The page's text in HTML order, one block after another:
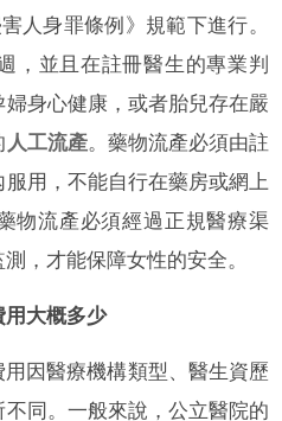
人身罪條例》規範下進行。
，並且在註冊醫生的專業判
身心健康，或者胎兒存在嚴
人工流產。藥物流產必須由註
用，不能自行在藥房或網上
物流產必須經過正規醫療渠
，才能保障女性的安全。
大概多少
因醫療機構類型、醫生資歷
同。一般來說，公立醫院的